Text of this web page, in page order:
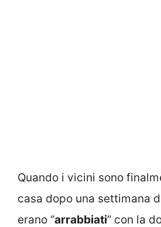
Quando i vicini sono
casa dopo una settimana
erano “arrabbiati” con la